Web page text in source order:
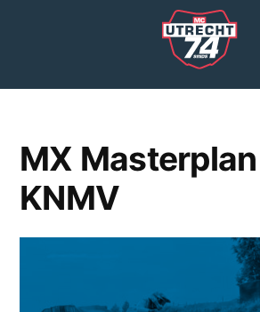
Categorie archieven:
Geen categorie
MX
KNMV